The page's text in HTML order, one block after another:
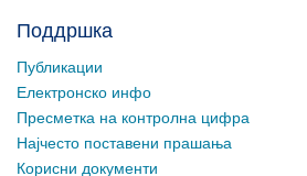
Поддршка
Публикации
Електронско инфо
Пресметка на контролна цифра
Најчесто поставени прашања
Корисни документи